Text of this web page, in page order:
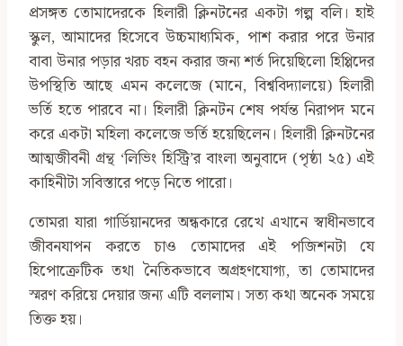
প্রসঙ্গত তোমাদেরকে হিলারী ক্লিনটনের একটা গল্প বলি। হাই
স্কুল, আমাদের হিসেবে উচ্চমাধ্যমিক, পাশ করার পরে উনার
বাবা উনার পড়ার খরচ বহন করার জন্য শর্ত দিয়েছিলো হিপ্পিদের
উপস্থিতি আছে এমন কলেজে (মানে, বিশ্ববিদ্যালয়ে) হিলারী
ভর্তি হতে পারবে না। হিলারী ক্লিনটন শেষ পর্যন্ত নিরাপদ মনে
করে একটা মহিলা কলেজে ভর্তি হয়েছিলেন। হিলারী ক্লিনটনের
আত্মজীবনী গ্রন্থ ‘লিভিং হিস্ট্রি’র বাংলা অনুবাদে (পৃষ্ঠা ২৫) এই
কাহিনীটা সবিস্তারে পড়ে নিতে পারো।
তোমরা যারা গার্ডিয়ানদের অন্ধকারে রেখে এখানে স্বাধীনভাবে
জীবনযাপন করতে চাও তোমাদের এই পজিশনটা যে
হিপোক্রেটিক তথা নৈতিকভাবে অগ্রহণযোগ্য, তা তোমাদের
স্মরণ করিয়ে দেয়ার জন্য এটি বললাম। সত্য কথা অনেক সময়ে
তিক্ত হয়।